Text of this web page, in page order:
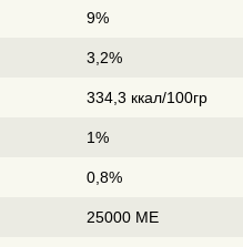
9%
3,2%
334,3 ккал/100гр
1%
0,8%
25000 МЕ